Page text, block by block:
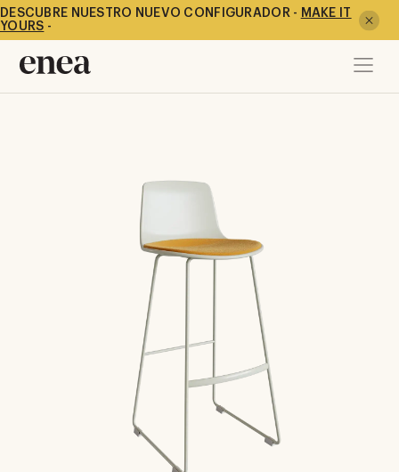
DESCUBRE NUESTRO NUEVO CONFIGURADOR - MAKE IT
YOURS -